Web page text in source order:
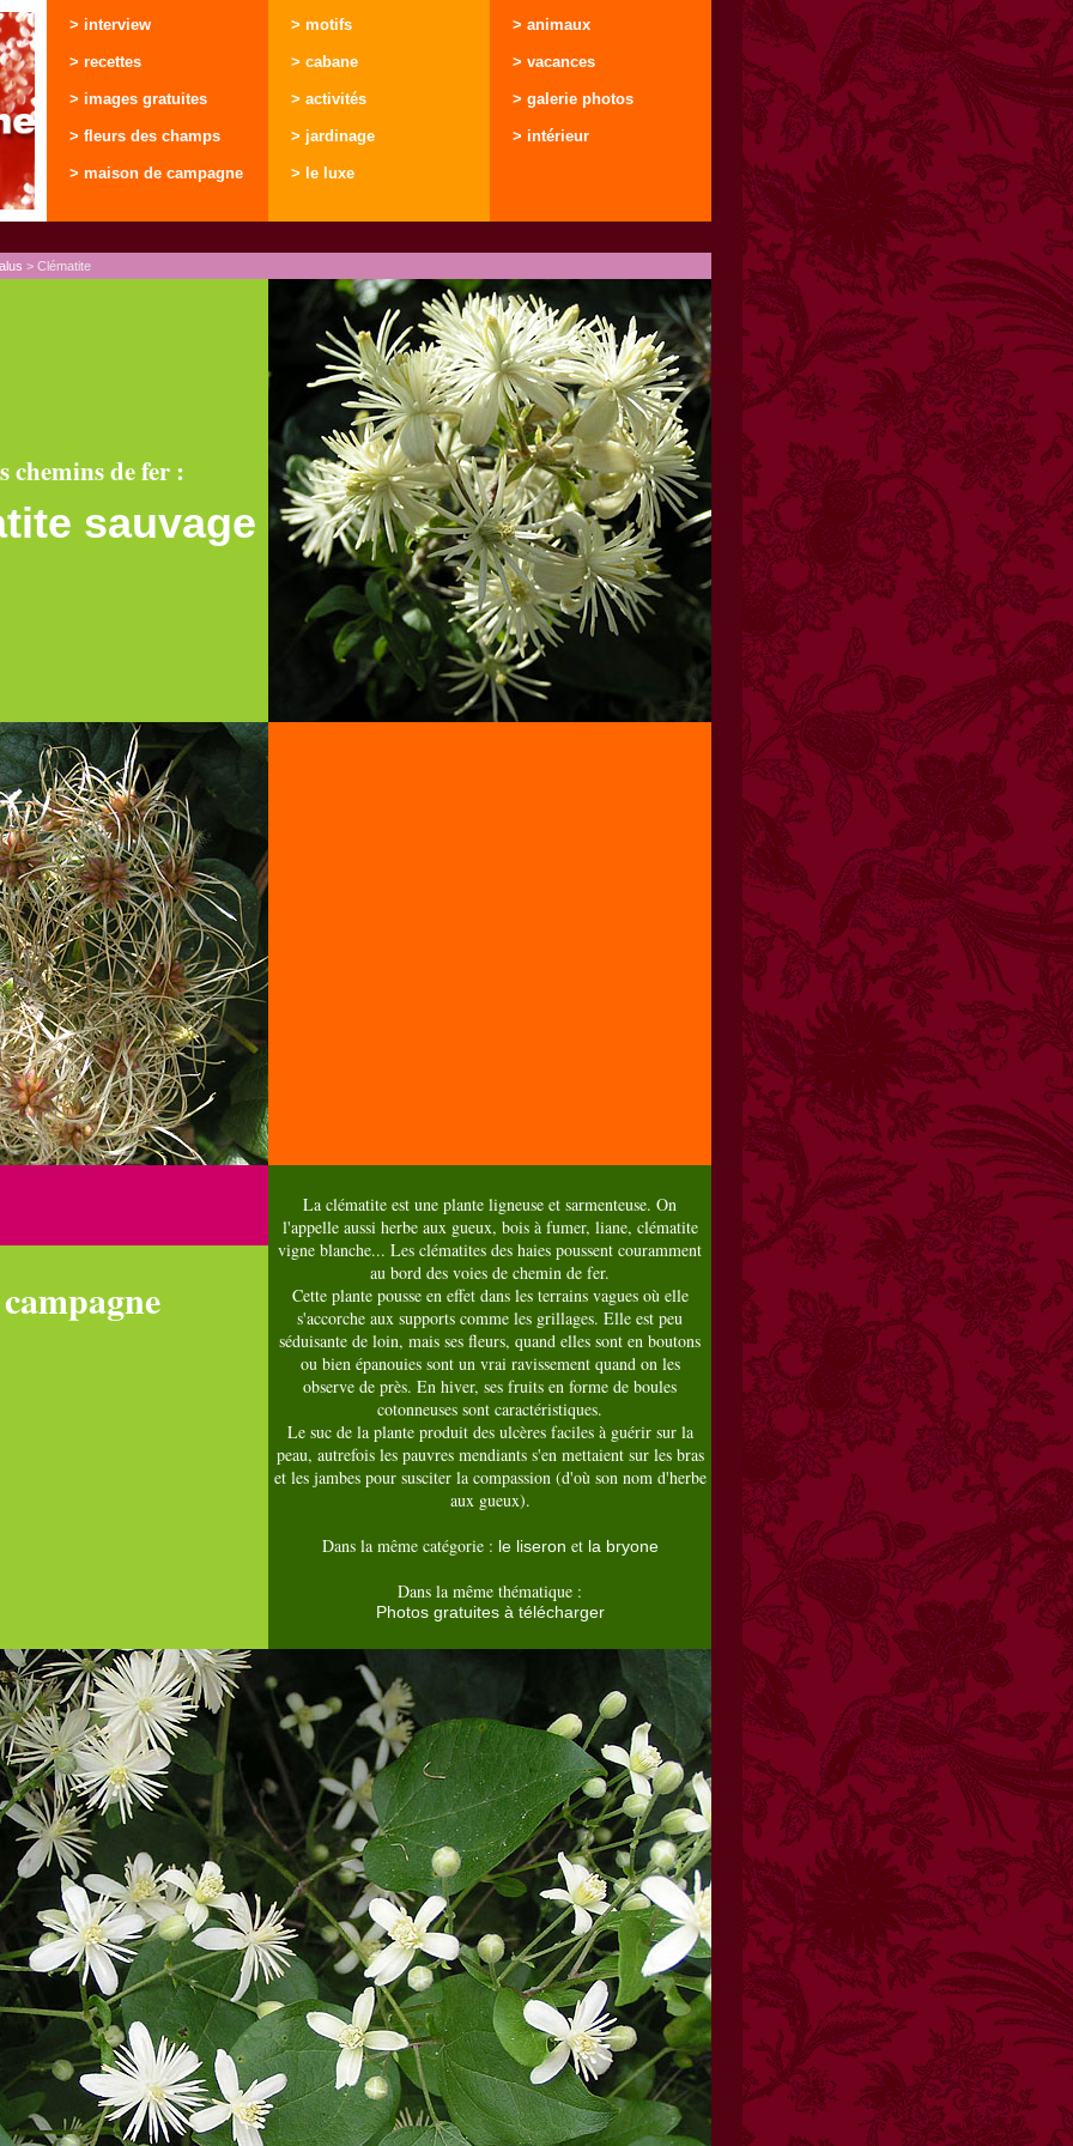
> interview
> recettes
> images gratuites
> fleurs des champs
> maison de campagne
> motifs
> cabane
> activités
> jardinage
> le luxe
> animaux
> vacances
> galerie photos
> intérieur
> Clématite
chemins de fer :
sauvage
La clématite est une plante ligneuse et sarmenteuse. On
l'appelle aussi herbe aux gueux, bois à fumer, liane, clématite
vigne blanche... Les clématites des haies poussent couramment
au bord des voies de chemin de fer.
Cette plante pousse en effet dans les terrains vagues où elle
s'accorche aux supports comme les grillages. Elle est peu
séduisante de loin, mais ses fleurs, quand elles sont en boutons
ou bien épanouies sont un vrai ravissement quand on les
observe de près. En hiver, ses fruits en forme de boules
cotonneuses sont caractéristiques.
Le suc de la plante produit des ulcères faciles à guérir sur la
peau, autrefois les pauvres mendiants s'en mettaient sur les bras
et les jambes pour susciter la compassion (d'où son nom d'herbe
aux gueux).
Dans la même catégorie : le liseron et la bryone
Dans la même thématique :
Photos gratuites à télécharger